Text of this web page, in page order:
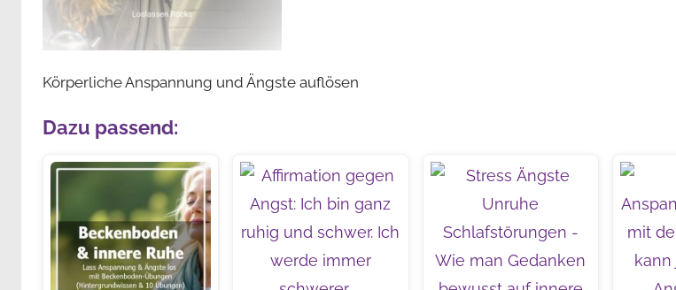
Körperliche Anspannung und Ängste auflösen
Dazu passend: